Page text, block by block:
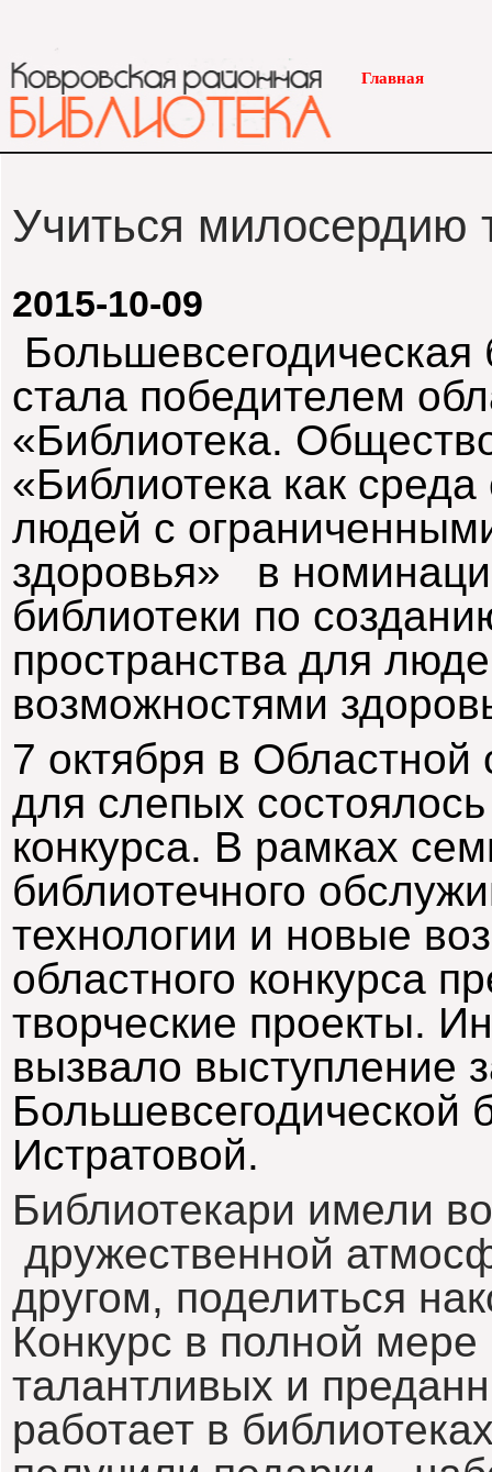
Главная
Учиться милосердию
2015-10-09
Большевсегодическая
стала победителем
«Библиотека. Общест
«Библиотека как среда
людей с
здоровья» в
библиотеки по
пространства для
возможностями здоров
7 октября в Областной
для слепых состоялось
конкурса. В рамках
библиотечного обслужи
технологии и новые в
областного конкурса
творческие проекты.
вызвало выступление
Большевсегодической
Истратовой.
Библиотекари имели в
дружественной
другом, поделиться
Конкурс в полной мере
талантливых и
работает в